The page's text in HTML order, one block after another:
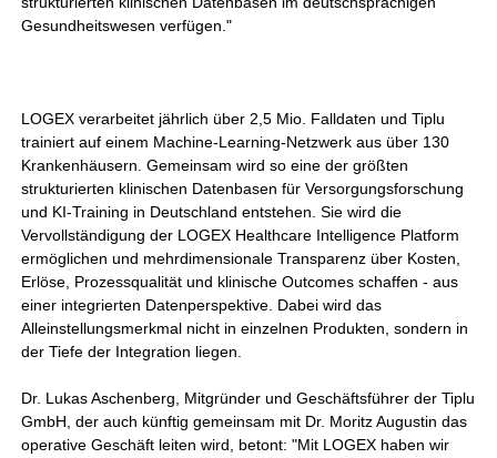
Gesundheitswesen verfügen."
LOGEX verarbeitet jährlich über 2,5 Mio. Falldaten und Tiplu
trainiert auf einem Machine-Learning-Netzwerk aus über 130
Krankenhäusern. Gemeinsam wird so eine der größten
strukturierten klinischen Datenbasen für Versorgungsforschung
und KI-Training in Deutschland entstehen. Sie wird die
Vervollständigung der LOGEX Healthcare Intelligence Platform
ermöglichen und mehrdimensionale Transparenz über Kosten,
Erlöse, Prozessqualität und klinische Outcomes schaffen - aus
einer integrierten Datenperspektive. Dabei wird das
Alleinstellungsmerkmal nicht in einzelnen Produkten, sondern in
der Tiefe der Integration liegen.
Dr. Lukas Aschenberg, Mitgründer und Geschäftsführer der Tiplu
GmbH, der auch künftig gemeinsam mit Dr. Moritz Augustin das
operative Geschäft leiten wird, betont: "Mit LOGEX haben wir